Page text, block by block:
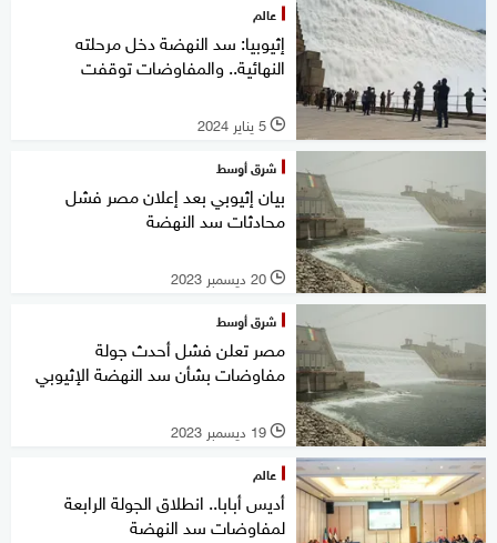
عالم
إثيوبيا: سد النهضة دخل مرحلته
النهائية.. والمفاوضات توقفت
l 5 يناير 2024
شرق أوسط
بيان إثيوبي بعد إعلان مصر فشل
محادثات سد النهضة
l 20 ديسمبر 2023
شرق أوسط
مصر تعلن فشل أحدث جولة
مفاوضات بشأن سد النهضة الإثيوبي
l 19 ديسمبر 2023
عالم
أديس أبابا.. انطلاق الجولة الرابعة
لمفاوضات سد النهضة